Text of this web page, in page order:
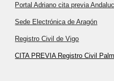
Portal Adriano cita previa
Sede Electrónica de Aragón
Registro Civil de Vigo
CITA PREVIA Registro Civil